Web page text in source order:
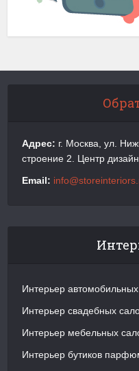
Адрес: г. Москва, ул.
строение 2. Центр
Email:
Интерьер
Интерьер свадебных
Интерьер мебельных
Интерьер бутиков